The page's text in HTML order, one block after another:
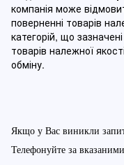
компанія може
поверненні товарів
категорій, що
товарів належної
обміну.
Якщо у Вас виникли
Телефонуйте за